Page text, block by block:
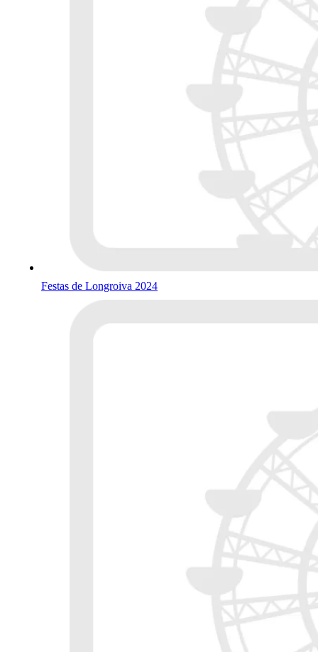
Festas de Longroiva 2024